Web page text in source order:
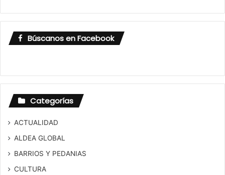
Búscanos en Facebook
Categorías
ACTUALIDAD
ALDEA GLOBAL
BARRIOS Y PEDANIAS
CULTURA